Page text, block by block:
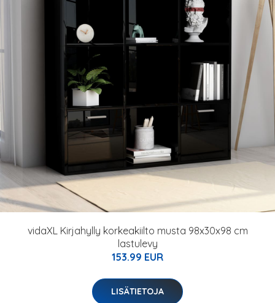
vidaXL Kirjahylly korkeakiilto musta 98x30x98 cm
lastulevy
153.99 EUR
LISÄTIETOJA